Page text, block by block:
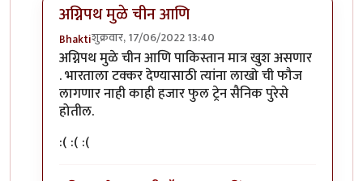
अग्निपथ मुळे चीन आणि
Bhaktiशुक्रवार, 17/06/2022 13:40
In reply toआताची लढाई इतकी सोपी आहे का,?by
अग्निपथ मुळे चीन आणि पाकिस्तान मात्र खुश असणार
. भारताला टक्कर देण्यासाठी त्यांना लाखो ची फौज
लागणार नाही काही हजार फुल ट्रेन सैनिक पुरेसे
होतील.
:( :( :(